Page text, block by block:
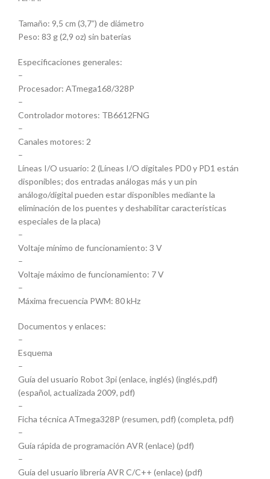
Tamaño: 9,5 cm (3,7”) de diámetro
Peso: 83 g (2,9 oz) sin baterías
Especificaciones generales:
–
Procesador: ATmega168/328P
–
Controlador motores: TB6612FNG
–
Canales motores: 2
–
Líneas I/O usuario: 2 (Líneas I/O digitales PD0 y PD1 están
disponibles; dos entradas análogas más y un pin
análogo/digital pueden estar disponibles mediante la
eliminación de los puentes y deshabilitar características
especiales de la placa)
–
Voltaje mínimo de funcionamiento: 3 V
–
Voltaje máximo de funcionamiento: 7 V
–
Máxima frecuencia PWM: 80 kHz
Documentos y enlaces:
–
Esquema
–
Guía del usuario Robot 3pi (enlace, inglés) (inglés,pdf)
(español, actualizada 2009, pdf)
–
Ficha técnica ATmega328P (resumen, pdf) (completa, pdf)
–
Guía rápida de programación AVR (enlace) (pdf)
–
Guía del usuario librería AVR C/C++ (enlace) (pdf)